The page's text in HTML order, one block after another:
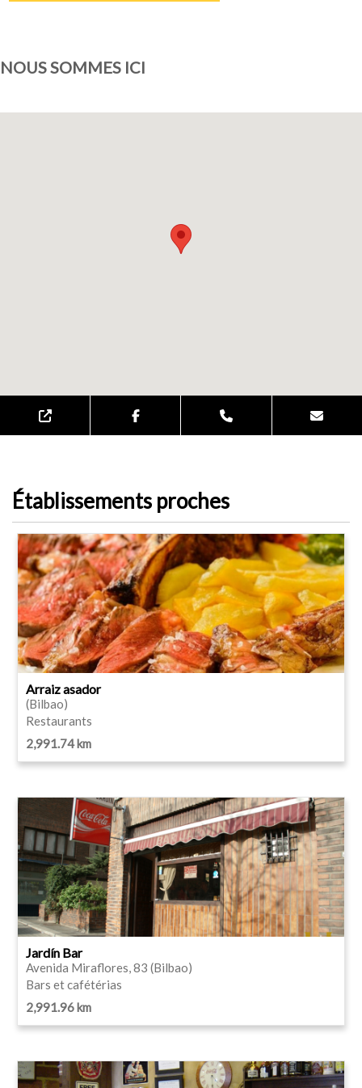
NOUS SOMMES ICI
Établissements proches
Arraiz asador
(Bilbao)
Restaurants
2,991.74 km
Jardín Bar
Avenida Miraflores, 83 (Bilbao)
Bars et cafétérias
2,991.96 km